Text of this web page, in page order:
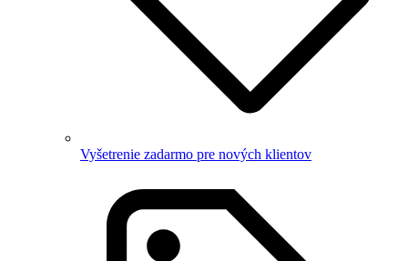
Vyšetrenie zadarmo pre nových klientov